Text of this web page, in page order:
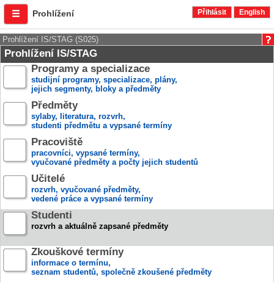
Prohlížení Přihlásit English
Prohlížení IS/STAG (S025)
Prohlížení IS/STAG
Programy a specializace
studijní programy, specializace, plány,
jejich segmenty, bloky a předměty
Předměty
sylaby, literatura, rozvrh,
studenti předmětu a vypsané termíny
Pracoviště
pracovníci, vypsané termíny,
vyučované předměty a počty jejich studentů
Učitelé
rozvrh, vyučované předměty,
vedené práce a vypsané termíny
Studenti
rozvrh a aktuálně zapsané předměty
Zkouškové termíny
informace o termínu,
seznam studentů, společně zkoušené předměty